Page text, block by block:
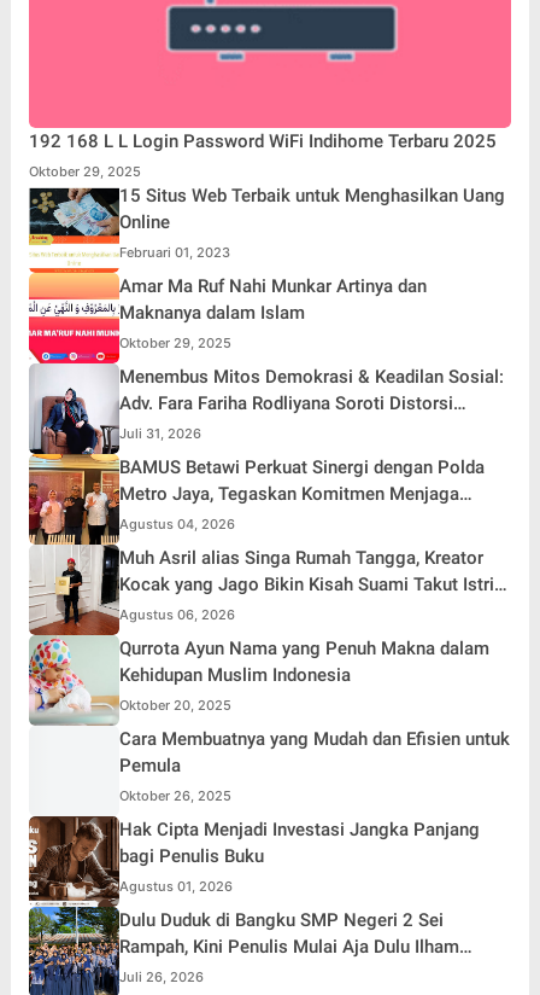
192 168 L L Login Password WiFi Indihome Terbaru 2025
Oktober 29, 2025
15 Situs Web Terbaik untuk Menghasilkan Uang
Online
Februari 01, 2023
Amar Ma Ruf Nahi Munkar Artinya dan
Maknanya dalam Islam
Oktober 29, 2025
Menembus Mitos Demokrasi & Keadilan Sosial:
Adv. Fara Fariha Rodliyana Soroti Distorsi
Simpati Publik dan Aksi Main Hakim Sendiri
Juli 31, 2026
BAMUS Betawi Perkuat Sinergi dengan Polda
Metro Jaya, Tegaskan Komitmen Menjaga
Jakarta Aman, Damai, dan Kondusif Jelang HUT
ke-81 Republik Indonesia
Agustus 04, 2026
Muh Asril alias Singa Rumah Tangga, Kreator
Kocak yang Jago Bikin Kisah Suami Takut Istri
Jadi Hiburan
Agustus 06, 2026
Qurrota Ayun Nama yang Penuh Makna dalam
Kehidupan Muslim Indonesia
Oktober 20, 2025
Cara Membuatnya yang Mudah dan Efisien untuk
Pemula
Oktober 26, 2025
Hak Cipta Menjadi Investasi Jangka Panjang
bagi Penulis Buku
Agustus 01, 2026
Dulu Duduk di Bangku SMP Negeri 2 Sei
Rampah, Kini Penulis Mulai Aja Dulu Ilham
Febryan Kembali sebagai Pemateri untuk
Juli 26, 2026